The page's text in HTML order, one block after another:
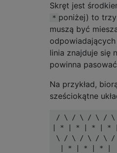
Skręt jest
* poniżej) to
muszą być
odpowiadających
linia znajduje się
powinna
Na przykład,
sześciokątne
/ \ / \ / \ / \
| * | * | * | * |
\ / \ / \ / \ /
  | * | * | * |